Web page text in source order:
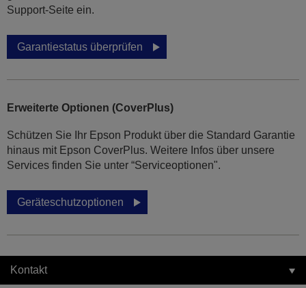
Support-Seite ein.
Garantiestatus überprüfen
Erweiterte Optionen (CoverPlus)
Schützen Sie Ihr Epson Produkt über die Standard Garantie
hinaus mit Epson CoverPlus. Weitere Infos über unsere
Services finden Sie unter “Serviceoptionen".
Geräteschutzoptionen
Kontakt